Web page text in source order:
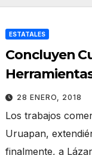
ESTATALES
Concluyen
Convivencia
Cultura de
28 ENERO, 2018
Los trabajos
Uruapan,
finalmente, a